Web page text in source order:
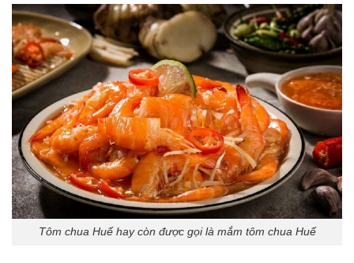
Tôm chua Huế hay còn được gọi là mắm tôm chua Huế